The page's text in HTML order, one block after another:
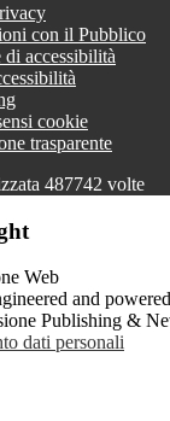
con il Pubblico
accessibilità
cookie
trasparente
487742 volte
and
Publishing &
dati personali